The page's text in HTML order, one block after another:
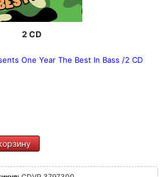
2 CD
One Year The Best In Bass /2 CD